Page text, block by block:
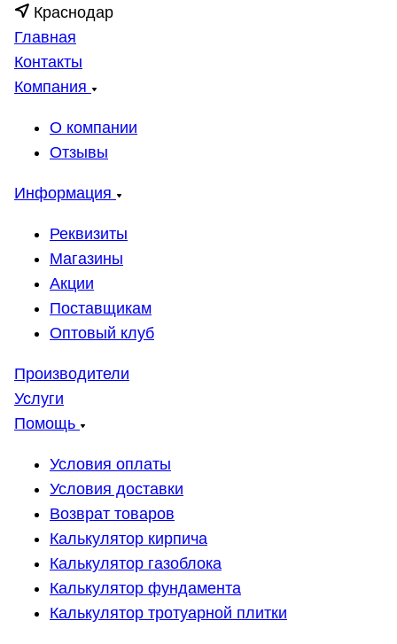
Краснодар
Главная
Контакты
Компания
О компании
Отзывы
Информация
Реквизиты
Магазины
Акции
Поставщикам
Оптовый клуб
Производители
Услуги
Помощь
Условия оплаты
Условия доставки
Возврат товаров
Калькулятор кирпича
Калькулятор газоблока
Калькулятор фундамента
Калькулятор тротуарной плитки